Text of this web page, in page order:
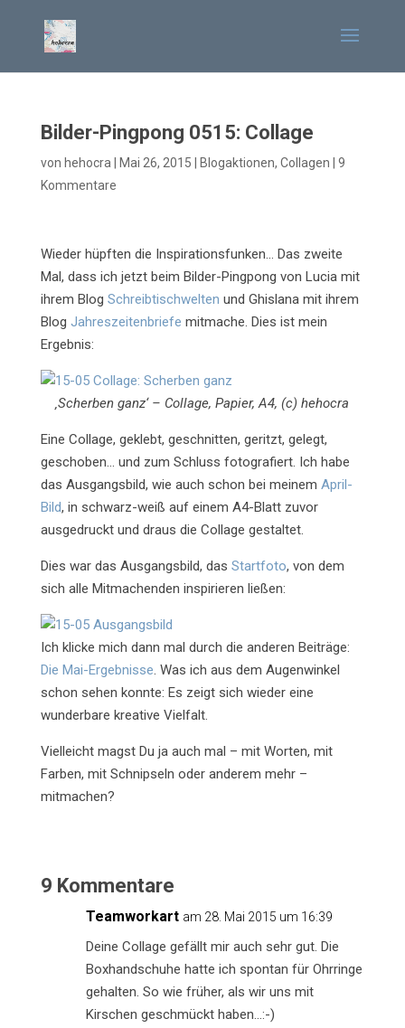
Bilder-Pingpong 0515: Collage
von hehocra Mai 26, 2015 Blogaktionen, Collagen
9
Kommentare
Wieder hüpften die Inspirationsfunken… Das zweite
Mal, dass ich jetzt beim Bilder-Pingpong von Lucia mit
ihrem Blog Schreibtischwelten und Ghislana mit ihrem
Blog Jahreszeitenbriefe mitmache. Dies ist mein
Ergebnis:
‚Scherben ganz‘ – Collage, Papier, A4, (c) hehocra
Eine Collage, geklebt, geschnitten, geritzt, gelegt,
geschoben… und zum Schluss fotografiert. Ich habe
das Ausgangsbild, wie auch schon bei meinem April-
Bild, in schwarz-weiß auf einem A4-Blatt zuvor
ausgedruckt und draus die Collage gestaltet.
Dies war das Ausgangsbild, das Startfoto, von dem
sich alle Mitmachenden inspirieren ließen:
Ich klicke mich dann mal durch die anderen Beiträge:
Die Mai-Ergebnisse. Was ich aus dem Augenwinkel
schon sehen konnte: Es zeigt sich wieder eine
wunderbare kreative Vielfalt.
Vielleicht magst Du ja auch mal – mit Worten, mit
Farben, mit Schnipseln oder anderem mehr –
mitmachen?
9 Kommentare
Teamworkart am 28. Mai 2015 um 16:39
Deine Collage gefällt mir auch sehr gut. Die
Boxhandschuhe hatte ich spontan für Ohrringe
gehalten. So wie früher, als wir uns mit
Kirschen geschmückt haben…:-)